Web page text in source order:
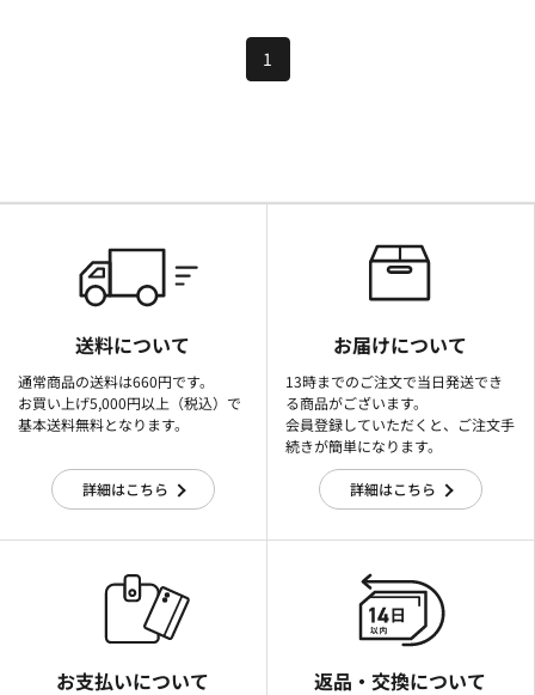
1
送料について
通常商品の送料は660円です。
お買い上げ5,000円以上（税込）で
基本送料無料となります。
詳細はこちら
お届けについて
13時までのご注文で当日発送でき
る商品がございます。
会員登録していただくと、ご注文手
続きが簡単になります。
詳細はこちら
お支払いについて 返品・交換について